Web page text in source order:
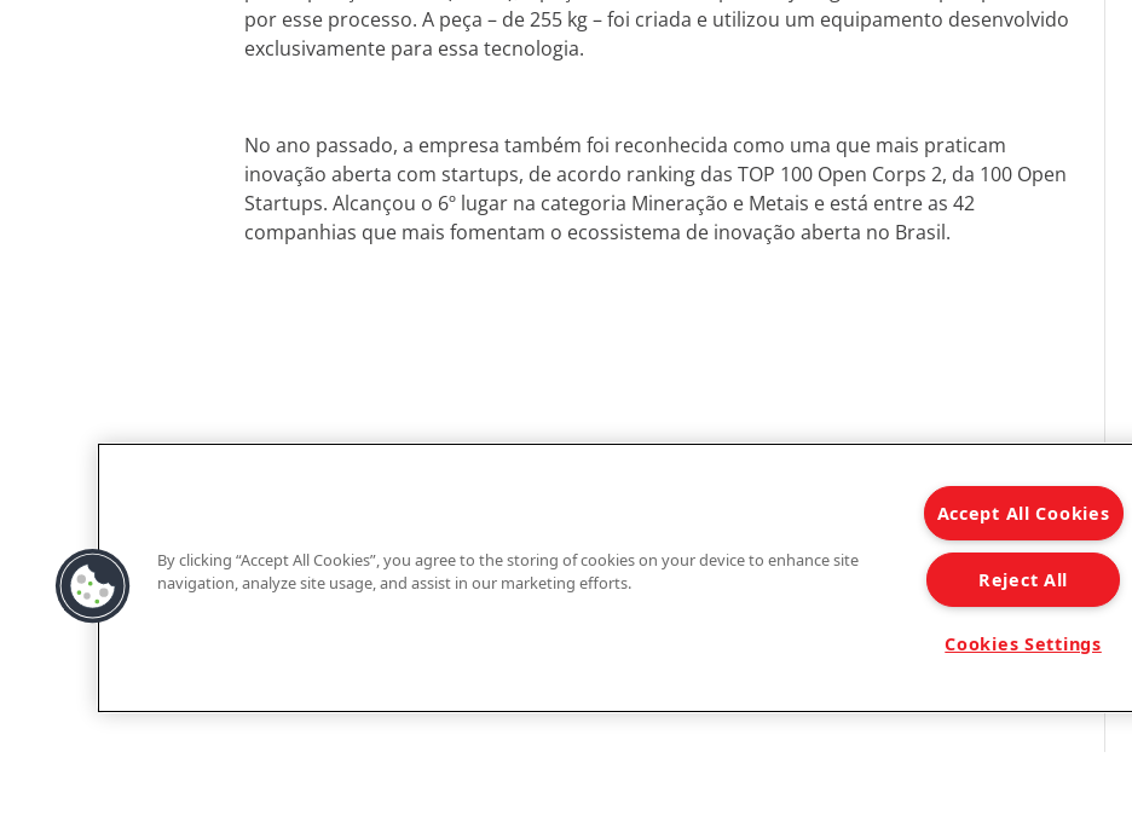
por esse processo. A peça – de 255 kg – foi criada e utilizou um equipamento desenvolvido
exclusivamente para essa tecnologia.
No ano passado, a empresa também foi reconhecida como uma que mais praticam
inovação aberta com startups, de acordo ranking das TOP 100 Open Corps 2, da 100 Open
Startups. Alcançou o 6º lugar na categoria Mineração e Metais e está entre as 42
companhias que mais fomentam o ecossistema de inovação aberta no Brasil.
By clicking “Accept All Cookies”, you agree to the storing of cookies on your device to enhance site
navigation, analyze site usage, and assist in our marketing efforts.
Accept All Cookies
Reject All
Cookies Settings